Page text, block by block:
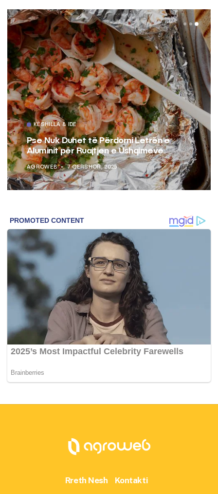
KËSHILLA & IDE
Pse Nuk Duhet të Përdorni Letrën e
Aluminit për Ruajtjen e Ushqimeve
AGROWEB 7 QERSHOR, 2025
Rreth Nesh Kontakti